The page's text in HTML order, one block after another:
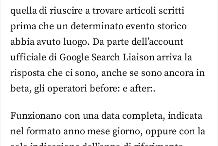
quella di riuscire a trovare articoli scritti
prima che un determinato evento storico
abbia avuto luogo. Da parte dell’account
ufficiale di Google Search Liaison arriva la
risposta che ci sono, anche se sono ancora in
beta, gli operatori before: e after:.
Funzionano con una data completa, indicata
nel formato anno mese giorno, oppure con la